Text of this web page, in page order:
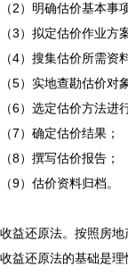
（2）明确估价基本事
（3）拟定估价作业方
（4）搜集估价所需资
（5）实地查勘估价对
（6）选定估价方法进
（7）确定估价结果；
（8）撰写估价报告；
（9）估价资料归档。
收益还原法。按照房地
收益还原法的基础是